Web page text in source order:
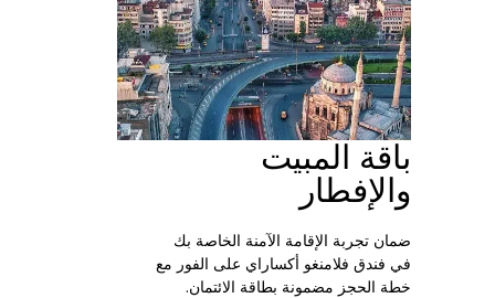
باقة المبيت
والإفطار
ضمان تجربة الإقامة الآمنة الخاصة بك
في فندق فلامنغو أكساراي على الفور مع
خطة الحجز مضمونة بطاقة الائتمان.